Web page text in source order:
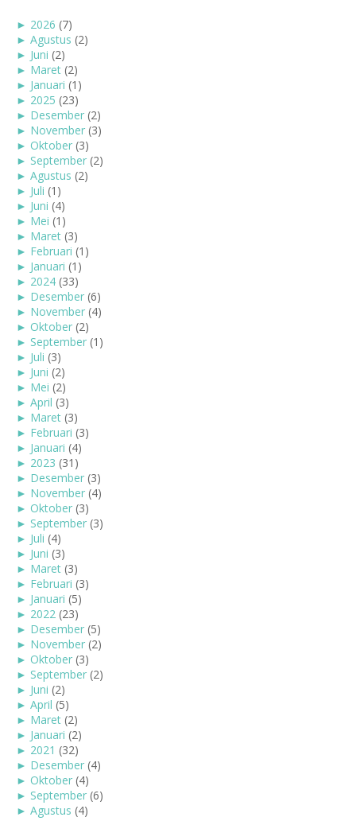
► 2026 (7)
► Agustus (2)
► Juni (2)
► Maret (2)
► Januari (1)
► 2025 (23)
► Desember (2)
► November (3)
► Oktober (3)
► September (2)
► Agustus (2)
► Juli (1)
► Juni (4)
► Mei (1)
► Maret (3)
► Februari (1)
► Januari (1)
► 2024 (33)
► Desember (6)
► November (4)
► Oktober (2)
► September (1)
► Juli (3)
► Juni (2)
► Mei (2)
► April (3)
► Maret (3)
► Februari (3)
► Januari (4)
► 2023 (31)
► Desember (3)
► November (4)
► Oktober (3)
► September (3)
► Juli (4)
► Juni (3)
► Maret (3)
► Februari (3)
► Januari (5)
► 2022 (23)
► Desember (5)
► November (2)
► Oktober (3)
► September (2)
► Juni (2)
► April (5)
► Maret (2)
► Januari (2)
► 2021 (32)
► Desember (4)
► Oktober (4)
► September (6)
► Agustus (4)